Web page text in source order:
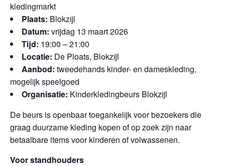
kledingmarkt
Plaats: Blokzijl
Datum: vrijdag 13 maart 2026
Tijd: 19:00 – 21:00
Locatie: De Ploats, Blokzijl
Aanbod: tweedehands kinder- en dameskleding,
mogelijk speelgoed
Organisatie: Kinderkledingbeurs Blokzijl
De beurs is openbaar toegankelijk voor bezoekers die
graag duurzame kleding kopen of op zoek zijn naar
betaalbare items voor kinderen of volwassenen.
Voor standhouders